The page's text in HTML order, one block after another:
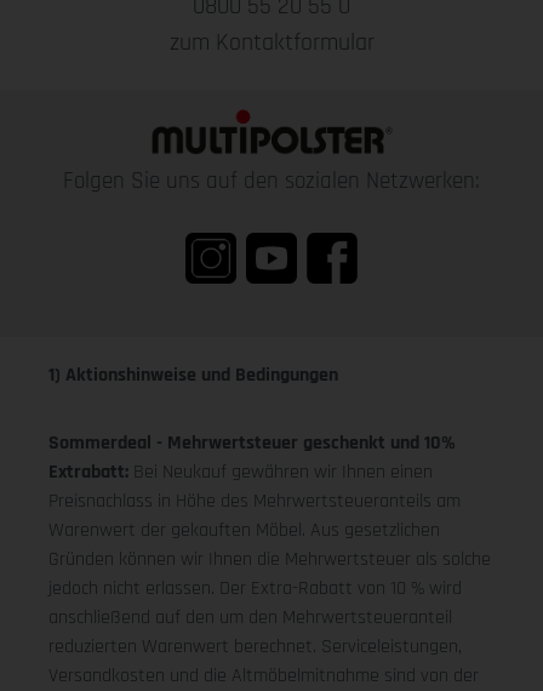
zum Kontaktformular
Folgen Sie uns auf den sozialen Netzwerken:
1) Aktionshinweise und Bedingungen
Sommerdeal - Mehrwertsteuer geschenkt und 10%
Extrabatt: Bei Neukauf gewähren wir Ihnen einen
Preisnachlass in Höhe des Mehrwertsteueranteils am
Warenwert der gekauften Möbel. Aus gesetzlichen
Gründen können wir Ihnen die Mehrwertsteuer als solche
jedoch nicht erlassen. Der Extra-Rabatt von 10 % wird
anschließend auf den um den Mehrwertsteueranteil
reduzierten Warenwert berechnet. Serviceleistungen,
Versandkosten und die Altmöbelmitnahme sind von der